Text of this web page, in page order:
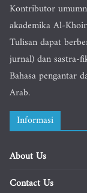
Kontributor
akademika Al-
Tulisan dapat
jurnal) dan sastra-
Bahasa pengantar
Arab.
Informasi
About Us
Contact Us